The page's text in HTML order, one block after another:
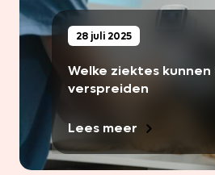
28 juli 2025
Welke ziektes
verspreiden
Lees meer